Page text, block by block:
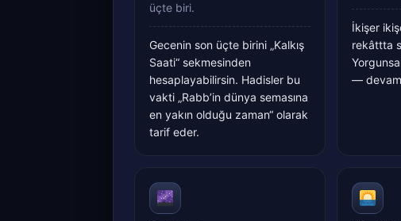
üçte biri.
Gecenin son üçte birini „Kalkış
Saati“ sekmesinden
hesaplayabilirsin. Hadisler bu
vakti „Rabb’in dünya semasına
en yakın olduğu zaman“ olarak
tarif eder.
İkişer
rekâttta
—